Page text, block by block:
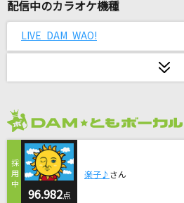
[生音]君の知らない物語
[生音]ミュージック・アワー
米津玄師
六兆年と一夜物語
配信中のカラオケ機種
LIVE DAM WAO!
96.982点
楽子♪ さん